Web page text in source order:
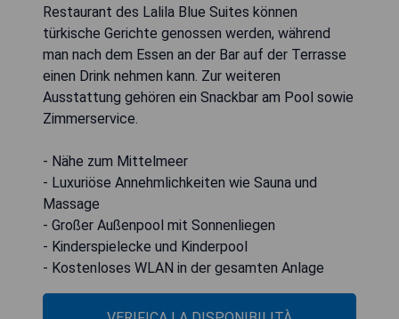
Restaurant des Lalila Blue Suites können
türkische Gerichte genossen werden, während
man nach dem Essen an der Bar auf der Terrasse
einen Drink nehmen kann. Zur weiteren
Ausstattung gehören ein Snackbar am Pool sowie
Zimmerservice.
- Nähe zum Mittelmeer
- Luxuriöse Annehmlichkeiten wie Sauna und
Massage
- Großer Außenpool mit Sonnenliegen
- Kinderspielecke und Kinderpool
- Kostenloses WLAN in der gesamten Anlage